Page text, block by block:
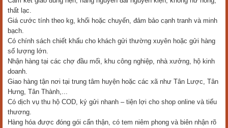
thất lạc.
Giá cước tính theo kg, khối hoặc chuyến, đảm bảo cạnh tranh và minh
bạch.
Có chính sách chiết khấu cho khách gửi thường xuyên hoặc gửi hàng
số lượng lớn.
Nhận hàng tại các chợ đầu mối, khu công nghiệp, nhà xưởng, hộ kinh
doanh.
Giao hàng tận nơi tại trung tâm huyện hoặc các xã như Tân Lược, Tân
Hưng, Tân Thành,...
Có dịch vụ thu hộ COD, ký gửi nhanh – tiện lợi cho shop online và tiểu
thương.
Hàng hóa được đóng gói cẩn thận, có tem niêm phong và biên nhận rõ